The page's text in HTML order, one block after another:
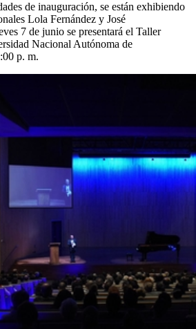
de inauguración, se están exhibiendo
Lola Fernández y José
7 de junio se presentará el Taller
Nacional Autónoma de
p. m.